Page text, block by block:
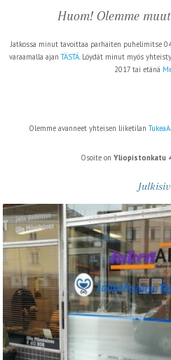
Huom! Olemme
Jatkossa minut tavoittaa parhaiten puhelimitse
varaamalla ajanTÄSTÄ. Löydät minut myös
2017 tai etänä
Olemme avanneet yhteisen liiketilan
Osoite on Yliopistonkatu